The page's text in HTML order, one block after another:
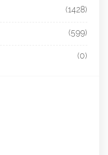
(1428)
(599)
(0)